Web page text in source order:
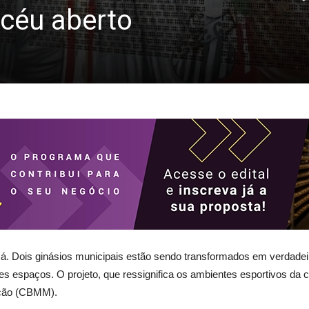
aberto
Dois ginásios municipais estão sendo transformados em
espaços. O projeto, que ressignifica os ambientes esportivos da
(CBMM).